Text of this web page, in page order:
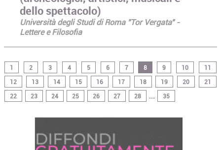
dello spettacolo)
Università degli Studi di Roma "Tor Vergata" -
Lettere e Filosofia
1 2 3 4 5 6 7 8 9 10
11
12
13 14 15 16 17 18 19 20
21
22
23 24 25 26 27 28 ... 35